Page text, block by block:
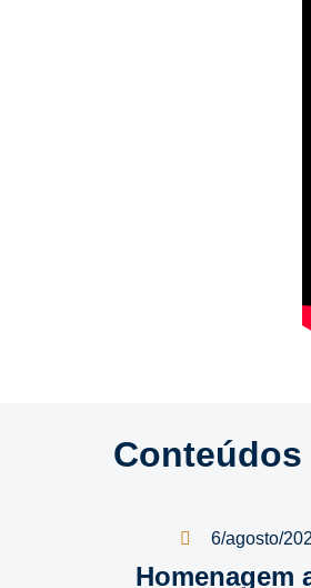
6/agosto/
Homenagem